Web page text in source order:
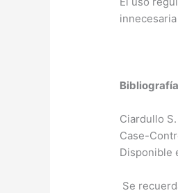
Bibliografía
Ciardullo
Case-
Disponible
Se